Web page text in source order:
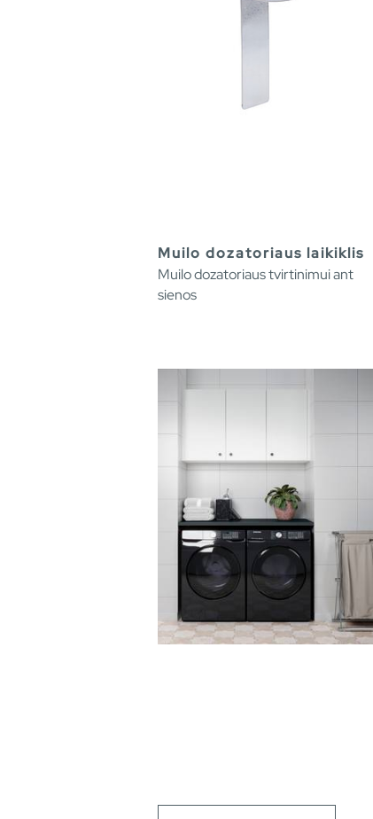
Muilo dozatoriaus laikiklis
Muilo dozatoriaus tvirtinimui ant
sienos